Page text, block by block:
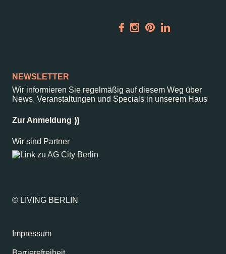
ALICE Rooftop &
Garden
–
NEWSLETTER
Wir informieren Sie regelmäßig auf diesem Weg über
News, Veranstaltungen und Specials in unserem Haus
Zur Anmeldung
Wir sind Partner
© LIVING BERLIN
Impressum